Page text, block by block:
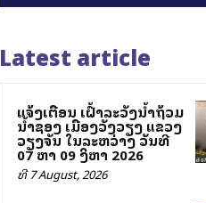
Latest article
ແຈ້ງເຕືອນ ເຝົ້າລະວັງນ້ຳຖ້ວມ
ນ້ຳຊອງ ເມືອງວັງວຽງ ແຂວງ
ວຽງຈັນ ໃນລະຫວ່າງ ວັນທີ
07 ຫາ 09 ສິງຫາ 2026
ທີ 7 August, 2026